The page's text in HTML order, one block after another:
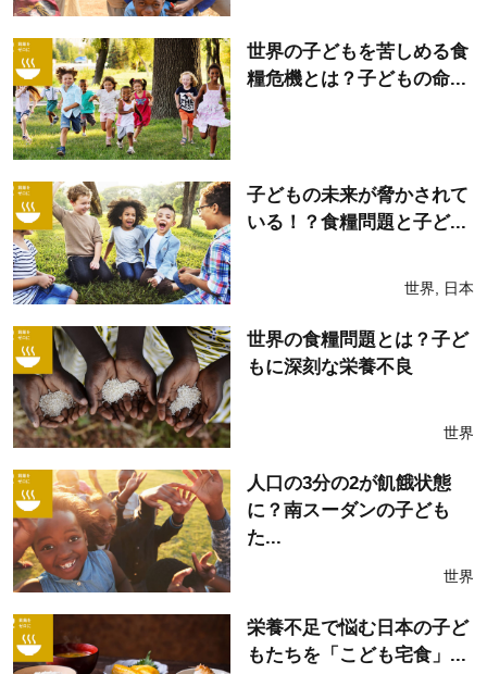
世界の子どもを苦しめる食
糧危機とは？子どもの命...
子どもの未来が脅かされて
いる！？食糧問題と子ど...
世界 日本
世界の食糧問題とは？子ど
もに深刻な栄養不良
世界
人口の3分の2が飢餓状態
に？南スーダンの子ども
た...
世界
栄養不足で悩む日本の子ど
もたちを「こども宅食」...